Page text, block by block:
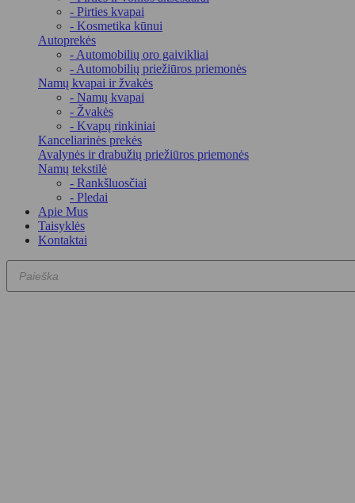
- Pirties kvapai
- Kosmetika kūnui
Autoprekės
- Automobilių oro gaivikliai
- Automobilių priežiūros priemonės
Namų kvapai ir žvakės
- Namų kvapai
- Žvakės
- Kvapų rinkiniai
Kanceliarinės prekės
Avalynės ir drabužių priežiūros priemonės
Namų tekstilė
- Rankšluosčiai
- Pledai
Apie Mus
Taisyklės
Kontaktai
Products
search